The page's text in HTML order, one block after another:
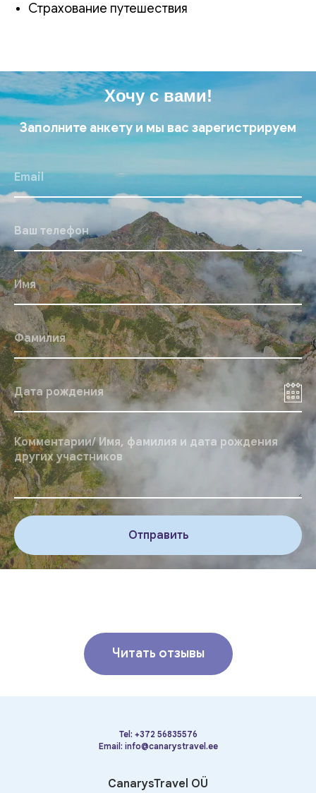
Страхование путешествия
Хочу с вами!
Заполните анкету и мы вас зарегистрируем
Отправить
Читать отзывы
Tel: +372 56835576
Email: info@canarystravel.ee
CanarysTravel OÜ